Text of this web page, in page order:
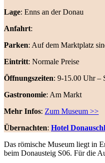
Lage: Enns an der Donau
Anfahrt:
Parken: Auf dem Marktplatz
Eintritt: Normale Preise
Öffnungszeiten: 9-15.00 Uhr –
Gastronomie: Am Markt
Mehr Infos: Zum Museum >>
Übernachten: Hotel
Das römische Museum liegt in
beim Donausteig S06. Für die